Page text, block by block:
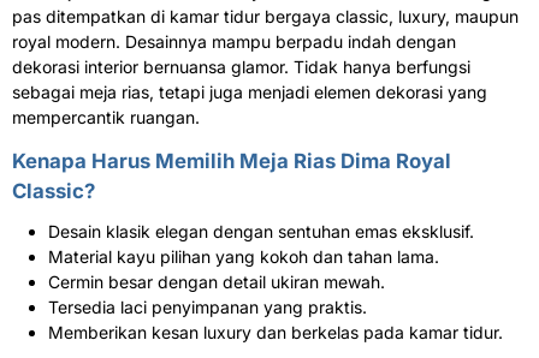
pas ditempatkan di kamar tidur bergaya classic, luxury, maupun
royal modern. Desainnya mampu berpadu indah dengan
dekorasi interior bernuansa glamor. Tidak hanya berfungsi
sebagai meja rias, tetapi juga menjadi elemen dekorasi yang
mempercantik ruangan.
Kenapa Harus Memilih Meja Rias Dima Royal
Classic?
Desain klasik elegan dengan sentuhan emas eksklusif.
Material kayu pilihan yang kokoh dan tahan lama.
Cermin besar dengan detail ukiran mewah.
Tersedia laci penyimpanan yang praktis.
Memberikan kesan luxury dan berkelas pada kamar tidur.